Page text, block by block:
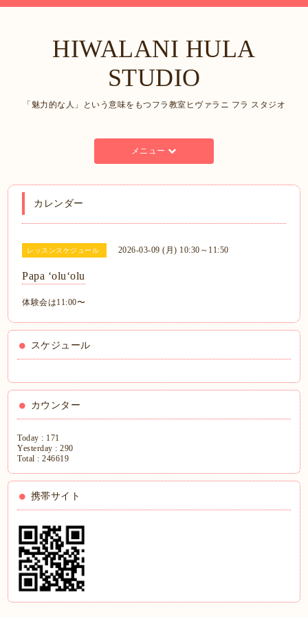
HIWALANI HULA
STUDIO
「魅力的な人」という意味をもつフラ教室ヒヴァラニ フラ スタジオ
メニュー
カレンダー
レッスンスケジュール 2026-03-09 (月) 10:30～11:50
Papa ʻoluʻolu
体験会は11:00〜
スケジュール
カウンター
Today : 171
Yesterday :290
Total :246619
携帯サイト